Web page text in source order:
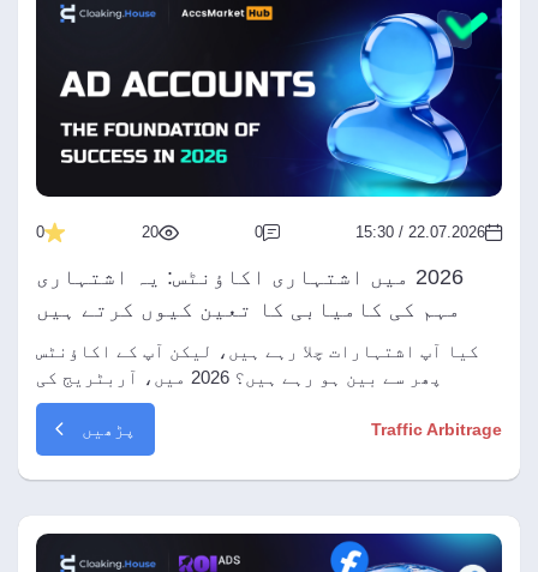
22.07.2026 / 15:30
0
20
0
2026 میں اشتہاری اکاؤنٹس: یہ اشتہاری
مہم کی کامیابی کا تعین کیوں کرتے ہیں
کیا آپ اشتہارات چلا رہے ہیں، لیکن آپ کے اکاؤنٹس
پھر سے بین ہو رہے ہیں؟ 2026 میں، آربٹریج کی
کامیابی ایک مضبوط انفراسٹرکچر پر مبنی ہے۔ جانیں
سے زیادہ اہم کیوں ہے، بہترین سیٹ اپ کیسے تیار
کیا جائے اور اسکیلنگ کے دوران بلاک ہونے کے ڈر کو
Traffic Arbitrage پڑھیں